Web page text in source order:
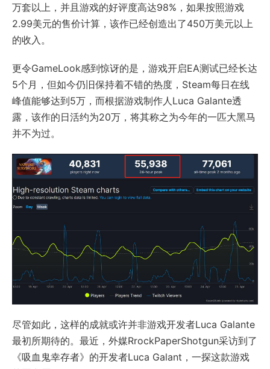
万套以上，并且游戏的好评度高达98%，如果按照游戏
2.99美元的售价计算，该作已经创造出了450万美元以上
的收入。
更令GameLook感到惊讶的是，游戏开启EA测试已经长达
5个月，但如今仍旧保持着不错的热度，Steam每日在线
峰值能够达到5万，而根据游戏制作人Luca Galante透
露，该作的日活约为20万，将其称之为今年的一匹大黑马
并不为过。
尽管如此，这样的成就或许并非游戏开发者Luca Galante
最初所期待的。最近，外媒RrockPaperShotgun采访到了
《吸血鬼幸存者》的开发者Luca Galant，一探这款游戏